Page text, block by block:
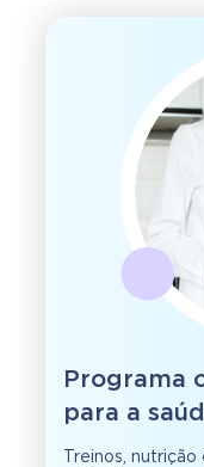
Programa
para a
Treinos,